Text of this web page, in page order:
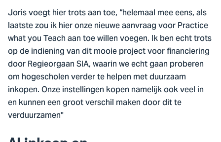
Joris voegt hier trots aan toe, “helemaal mee eens, als
laatste zou ik hier onze nieuwe aanvraag voor Practice
what you Teach aan toe willen voegen. Ik ben echt trots
op de indiening van dit mooie project voor financiering
door Regieorgaan SIA, waarin we echt gaan proberen
om hogescholen verder te helpen met duurzaam
inkopen. Onze instellingen kopen namelijk ook veel in
en kunnen een groot verschil maken door dit te
verduurzamen"